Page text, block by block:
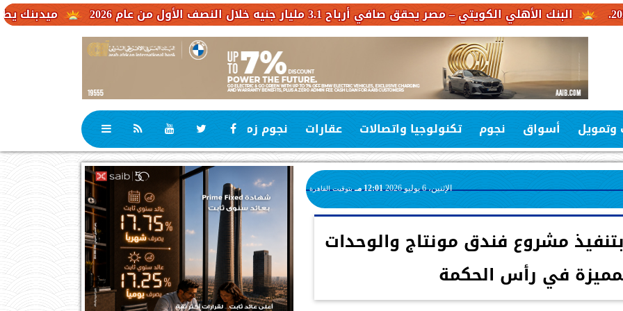
ميدبنك يطلق شهادة MID Plus بعائد متغير يصل إلى 19.65% لمدة ثلاث سنوات الأهلي الكويتي – مصر يحقق صافي أرباح 3.1 مليار جنيه خلال النصف الأول من عام 2026
وتمويل أسواق نجوم تكنولوجيا واتصالات عقارات نجوم زمان رياضة
الإثنين، 6 يوليو 2026 12:01 مـ بتوقيت القاهرة
مشروع فندق مونتاج والوحدات
في رأس الحكمة